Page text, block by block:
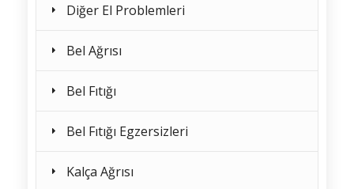
Diğer El Problemleri
Bel Ağrısı
Bel Fıtığı
Bel Fıtığı Egzersizleri
Kalça Ağrısı